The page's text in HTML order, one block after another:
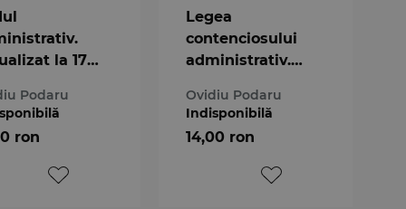
la 17
Podaru
ron
Legea
contenciosului
administrativ.
atac in materia
achizitiilor
publice.
Actualizata la 15
Ovidiu Podaru
Indisponibilă
14,00 ron